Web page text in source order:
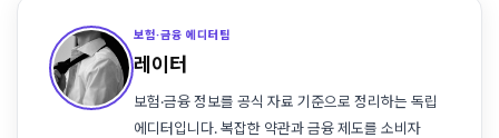
보험·금융 에디터팀
레이터
보험·금융 정보를 공식 자료 기준으로 정리하는 독립
에디터입니다. 복잡한 약관과 금융 제도를 소비자